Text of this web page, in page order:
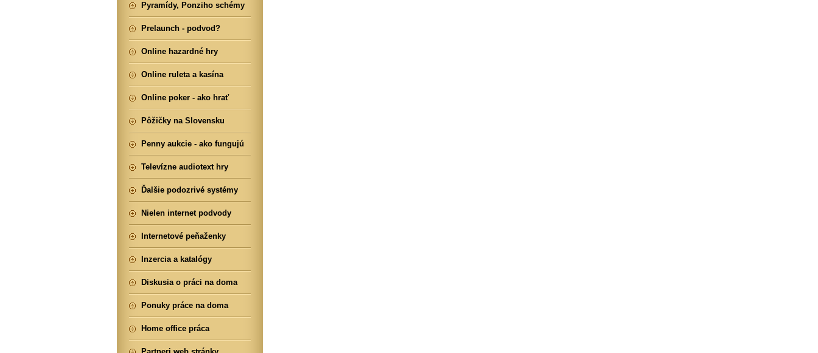
Pyramídy, Ponziho schémy
Prelaunch - podvod?
Online hazardné hry
Online ruleta a kasína
Online poker - ako hrať
Pôžičky na Slovensku
Penny aukcie - ako fungujú
Televízne audiotext hry
Ďalšie podozrivé systémy
Nielen internet podvody
Internetové peňaženky
Inzercia a katalógy
Diskusia o práci na doma
Ponuky práce na doma
Home office práca